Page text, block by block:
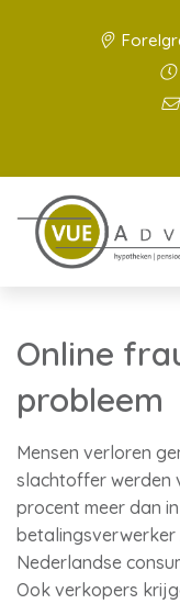
Online
probleem
Mensen verloren
slachtoffer werden
procent meer dan
betalingsverwerker
Nederlandse
Ook verkopers